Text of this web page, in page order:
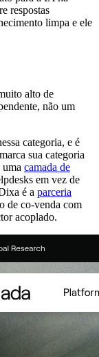
respostas
limpa e ele
alto de
não um
categoria, e é
sua categoria
camada de
em vez de
é a parceria
de co-venda com
acoplado.